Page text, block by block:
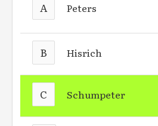
A Peters
B Hisrich
C Schumpeter